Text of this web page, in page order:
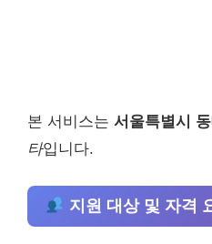
본 서비스는 서울특별시
타입니다.
지원 대상 및 자격